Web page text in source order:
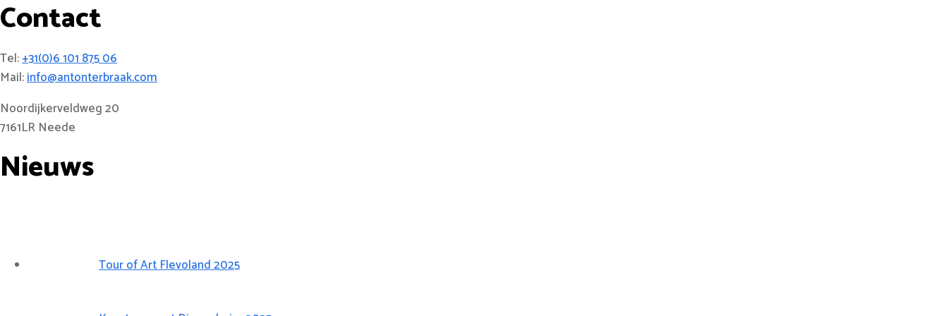
Contact
Tel:+31(0)6 101 875 06
Mail:info@antonterbraak.com
Noordijkerveldweg 20
7161LR Neede
Nieuws
Tour of Art Flevoland 2025